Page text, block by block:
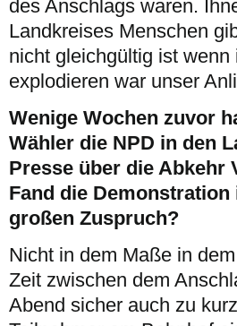
des Anschlags waren.
Landkreises Menschen
nicht gleichgültig ist
explodieren war unser
Wenige Wochen zuvor
Wähler die NPD in den
Presse über die Abkehr
Fand die
großen Zuspruch?
Nicht in dem Maße in
Zeit zwischen dem
Abend sicher auch zu